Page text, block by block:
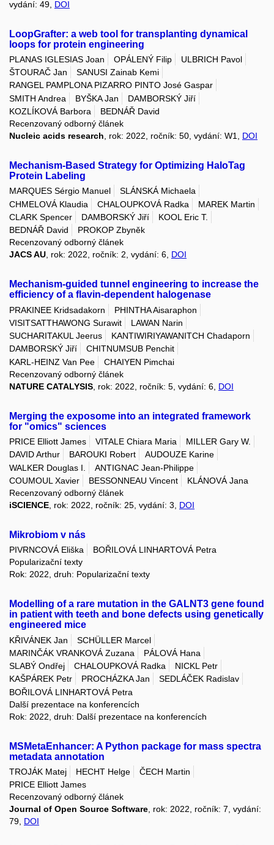
vydání: 49, DOI
LoopGrafter: a web tool for transplanting dynamical
loops for protein engineering
PLANAS IGLESIAS Joan OPÁLENÝ Filip
ULBRICH Pavol
ŠTOURAČ Jan
SANUSI Zainab Kemi
RANGEL PAMPLONA PIZARRO PINTO José Gaspar
SMITH Andrea
BYŠKA Jan
DAMBORSKÝ Jiří
KOZLÍKOVÁ Barbora
BEDNÁŘ David
Recenzovaný odborný článek
Nucleic acids research , rok: 2022, ročník: 50, vydání: W1, DOI
Mechanism-Based Strategy for Optimizing HaloTag
Protein Labeling
MARQUES Sérgio Manuel
SLÁNSKÁ Michaela
CHMELOVÁ Klaudia
CHALOUPKOVÁ Radka
MAREK Martin
CLARK Spencer
DAMBORSKÝ Jiří
KOOL Eric T.
BEDNÁŘ David
PROKOP Zbyněk
Recenzovaný odborný článek
JACS AU, rok: 2022, ročník: 2, vydání: 6, DOI
Mechanism-guided tunnel engineering to increase the
efficiency of a flavin-dependent halogenase
PRAKINEE Kridsadakorn
PHINTHA Aisaraphon
VISITSATTHAWONG Surawit
LAWAN Narin
SUCHARITAKUL Jeerus
KANTIWIRIYAWANITCH Chadaporn
DAMBORSKÝ Jiří
CHITNUMSUB Penchit
KARL-HEINZ Van Pee
CHAIYEN Pimchai
Recenzovaný odborný článek
NATURE CATALYSIS , rok: 2022, ročník: 5, vydání: 6, DOI
Merging the exposome into an integrated framework
for "omics" sciences
PRICE Elliott James VITALE Chiara Maria
MILLER Gary W.
DAVID Arthur
BAROUKI Robert
AUDOUZE Karine
WALKER Douglas I.
ANTIGNAC Jean-Philippe
COUMOUL Xavier
BESSONNEAU Vincent
KLÁNOVÁ Jana
Recenzovaný odborný článek
iSCIENCE , rok: 2022, ročník: 25, vydání: 3, DOI
Mikrobiom v nás
PIVRNCOVÁ Eliška
BOŘILOVÁ LINHARTOVÁ Petra
Popularizační texty
Rok: 2022, druh: Popularizační texty
Modelling of a rare mutation in the GALNT3 gene found
in patient with teeth and bone defects using genetically
engineered mice
KŘIVÁNEK Jan
SCHÜLLER Marcel
MARINČÁK VRANKOVÁ Zuzana
PÁLOVÁ Hana
SLABÝ Ondřej
CHALOUPKOVÁ Radka
NICKL Petr
KAŠPÁREK Petr
PROCHÁZKA Jan
SEDLÁČEK Radislav
BOŘILOVÁ LINHARTOVÁ Petra
Další prezentace na konferencích
Rok: 2022, druh: Další prezentace na konferencích
MSMetaEnhancer: A Python package for mass spectra
metadata annotation
TROJÁK Matej HECHT Helge
ČECH Martin
PRICE Elliott James
Recenzovaný odborný článek
Journal of Open Source Software, rok: 2022, ročník: 7, vydání:
79, DOI